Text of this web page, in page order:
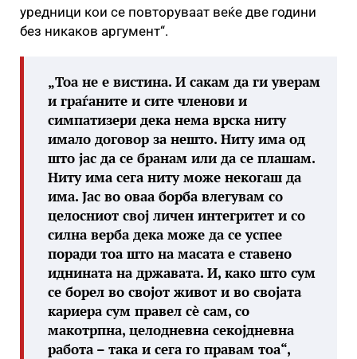
уредници кои се повторуваат веќе две години
без никаков аргумент“.
„Тоа не е вистина. И сакам да ги уверам
и граѓаните и сите членови и
симпатизери дека нема врска ниту
имало договор за нешто. Ниту има од
што јас да се бранам или да се плашам.
Ниту има сега ниту може некогаш да
има. Јас во оваа борба влегувам со
целосниот свој личен интегритет и со
силна верба дека може да се успее
поради тоа што на масата е ставено
иднината на државата. И, како што сум
се борел во својот живот и во својата
кариера сум правел сè сам, со
макотрпна, целодневна секојдневна
работа – така и сега го правам тоа“,